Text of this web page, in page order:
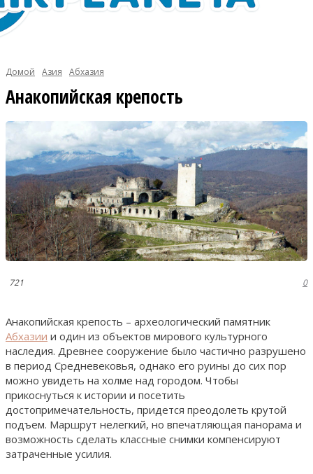
Домой Азия Абхазия
Анакопийская крепость
721 0
Анакопийская крепость – археологический памятник
Абхазии и один из объектов мирового культурного
наследия. Древнее сооружение было частично разрушено
в период Средневековья, однако его руины до сих пор
можно увидеть на холме над городом. Чтобы
прикоснуться к истории и посетить
достопримечательность, придется преодолеть крутой
подъем. Маршрут нелегкий, но впечатляющая панорама и
возможность сделать классные снимки компенсируют
затраченные усилия.